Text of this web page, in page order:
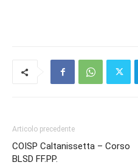
Articolo precedente
COISP Caltanissetta – Corso
BLSD FF.PP.